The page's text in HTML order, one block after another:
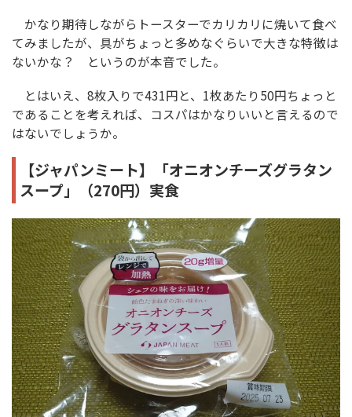
かなり期待しながらトースターでカリカリに焼いて食べ
てみましたが、具がちょっと多めなぐらいで大きな特徴は
ないかな？ というのが本音でした。
とはいえ、8枚入りで431円と、1枚あたり50円ちょっと
であることを考えれば、コスパはかなりいいと言えるので
はないでしょうか。
【ジャパンミート】「オニオンチーズグラタン
スープ」（270円）実食